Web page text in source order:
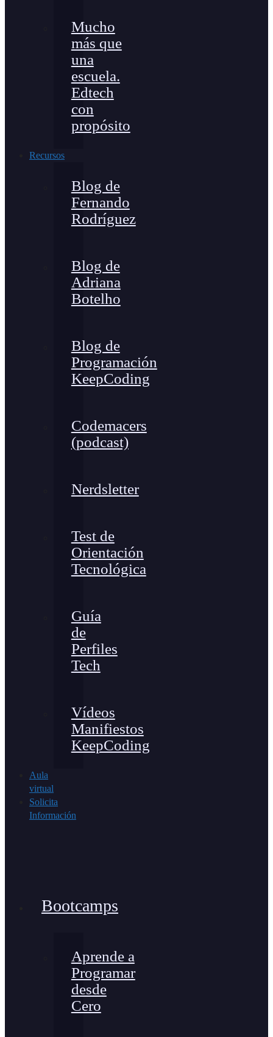
Mucho
más que
una
escuela.
Edtech
con
propósito
Recursos
Blog de
Fernando
Rodríguez
Blog de
Adriana
Botelho
Blog de
Programación
KeepCoding
Codemacers
(podcast)
Nerdsletter
Test de
Orientación
Tecnológica
Guía
de
Perfiles
Tech
Vídeos
Manifiestos
KeepCoding
Aula
virtual
Solicita
Información
Bootcamps
Aprende a
Programar
desde
Cero